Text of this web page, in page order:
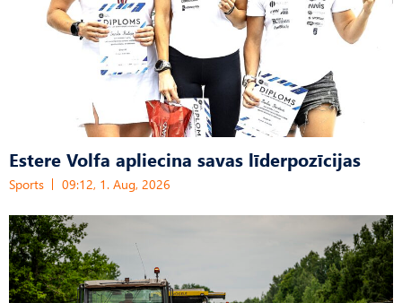
Estere Volfa apliecina savas līderpozīcijas
Sports 09:12, 1. Aug, 2026